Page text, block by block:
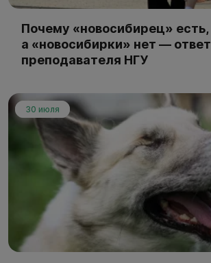
Почему «новосибирец» есть,
а «новосибирки» нет — ответ
преподавателя НГУ
30 июля